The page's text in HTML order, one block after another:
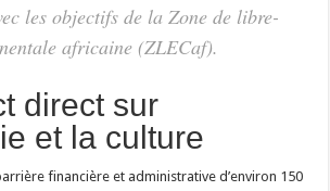
les objectifs de la Zone de libre-
africaine (ZLECaf).
direct sur
et la culture
financière et administrative d’environ 150